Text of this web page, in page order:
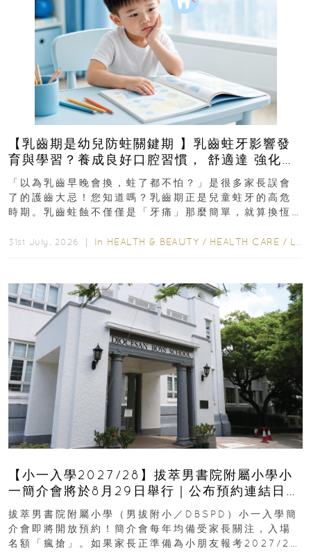
【乳齒期是幼兒防蛀關鍵期 】乳齒蛀牙影響發
育與學習？養成良好口腔習慣， 舒適達 強化琺
瑯質 兒童牙膏防護指南
「以為乳齒早晚會換，蛀了都不怕？」是很多家長誤會
了的護齒大忌！您知道嗎？乳齒期正是兒童蛀牙的高危
時期。乳齒蛀蝕不僅僅是「牙痛」那麼簡單，就算換恆
31st July, 2026 ｜ In HEALTH & BEAUTY / HEALTH CARE / LIFESTYLE
【小一入學2027/28】拔萃男書院附屬小學小
一簡介會將於8月29日舉行｜公布預約連結日期
｜更設有網上重溫
拔萃男書院附屬小學（男拔附小／DBSPD）小一入學簡
介會即將開放預約！簡介會每年均備受家長關注，入場
名額「瘋搶」。如果家長正準備為小朋友報考2027/28